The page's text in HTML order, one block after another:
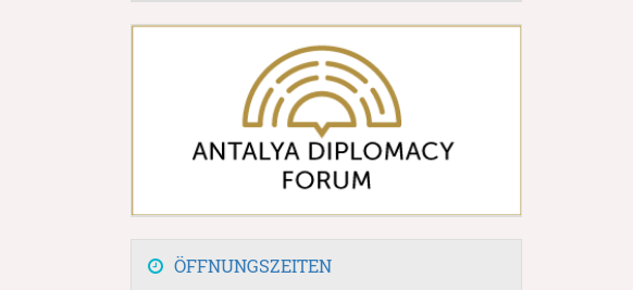
ÖFFNUNGSZEITEN